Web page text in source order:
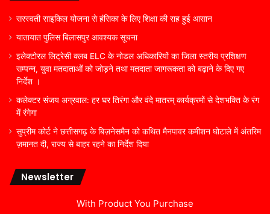
सरस्वती साइकिल योजना से हंसिका के लिए शिक्षा की राह हुई आसान
यातायात पुलिस बिलासपुर आवश्यक सूचना
इलेक्टोरल लिट्रेसी क्लब ELC के नोडल अधिकारियों का जिला स्तरीय प्रशिक्षण
सम्पन्न, युवा मतदाताओं को जोड़ने तथा मतदाता जागरूकता को बढ़ाने के दिए गए
निर्देश ।
कलेक्टर संजय अग्रवाल: हर घर तिरंगा और वंदे मातरम् कार्यक्रमों से देशभक्ति के रंग
में रंगेगा
सुप्रीम कोर्ट ने छत्तीसगढ़ के बिज़नेसमैन को कथित मैनपावर कमीशन घोटाले में अंतरिम
ज़मानत दी, राज्य से बाहर रहने का निर्देश दिया
Newsletter
With Product You Purchase